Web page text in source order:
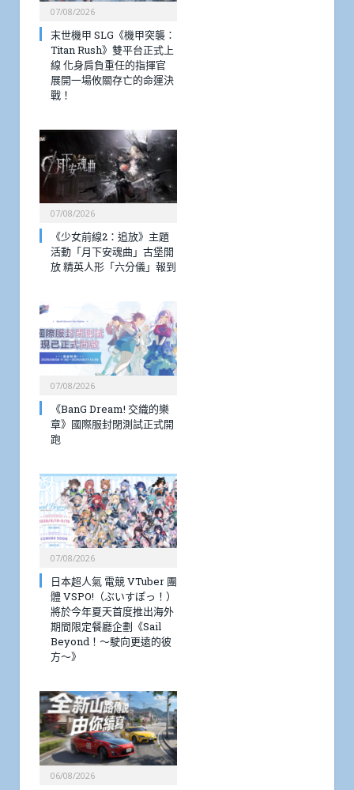
07/08/2026
末世機甲 SLG《機甲突襲：
Titan Rush》雙平台正式上
線 化身肩負重任的指揮官
展開一場攸關存亡的命運決
戰！
07/08/2026
《少女前線2：追放》主題
活動「月下安魂曲」古堡開
放 精英人形「六分儀」報到
07/08/2026
《BanG Dream! 交織的樂
章》國際服封閉測試正式開
跑
07/08/2026
日本超人氣 電競 VTuber 團
體 VSPO!（ぶいすぽっ！）
將於今年夏天首度推出海外
期間限定餐廳企劃《Sail
Beyond！～駛向更遠的彼
方～》
06/08/2026